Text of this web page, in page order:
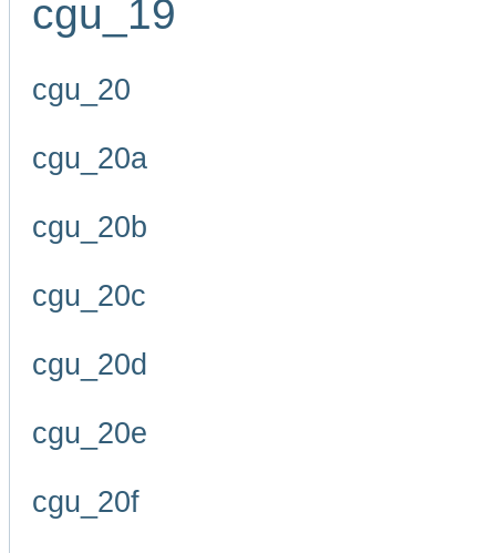
cgu_19
cgu_20
cgu_20a
cgu_20b
cgu_20c
cgu_20d
cgu_20e
cgu_20f